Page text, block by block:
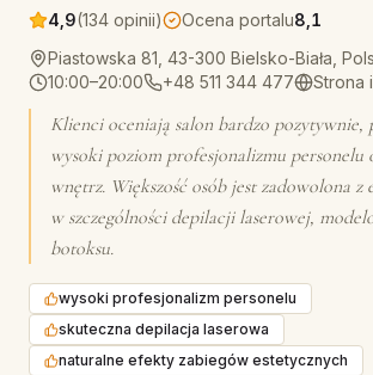
4,9(134 opinii) Ocena portalu8,1
Piastowska 81, 43-300 Bielsko-Biała,
10:00–20:00
+48 511 344 477 Strona
Klienci oceniają salon bardzo pozytywnie,
wysoki poziom profesjonalizmu personelu
wnętrz. Większość osób jest zadowolona z
w szczególności depilacji laserowej,
botoksu.
wysoki profesjonalizm personelu
skuteczna depilacja laserowa
naturalne efekty zabiegów estetycznych